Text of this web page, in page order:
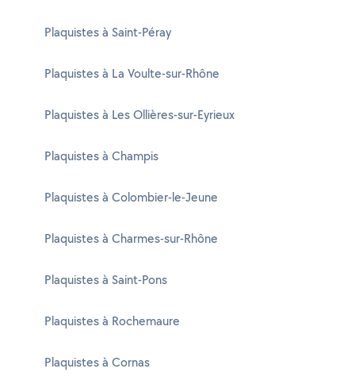
Plaquistes à Saint-Péray
Plaquistes à La Voulte-sur-Rhône
Plaquistes à Les Ollières-sur-Eyrieux
Plaquistes à Champis
Plaquistes à Colombier-le-Jeune
Plaquistes à Charmes-sur-Rhône
Plaquistes à Saint-Pons
Plaquistes à Rochemaure
Plaquistes à Cornas